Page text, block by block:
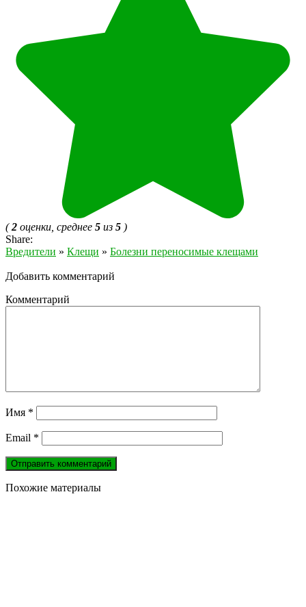
(2 оценки, среднее 5 из 5 )
Share:
Вредители » Клещи » Болезни переносимые клещами
Добавить комментарий
Комментарий
Имя *
Email *
Похожие материалы